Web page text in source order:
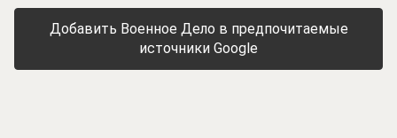
Добавить Военное Дело в предпочитаемые
источники Google